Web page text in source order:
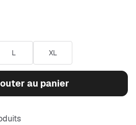
L XL
au panier